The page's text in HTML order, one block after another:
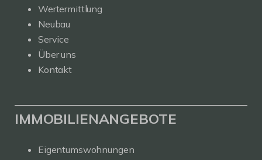
Wertermittlung
Neubau
Service
Über uns
Kontakt
IMMOBILIENANGEBOTE
Eigentumswohnungen